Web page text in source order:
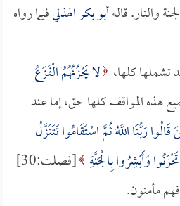
والنار. قالهأبو بكر الهذليفيما رواه
كلها، لا يَحْزُنُهُمُ الْفَزَعُ
فجميع هذه المواقف كلها حق، إما عند
قَالُوا رَبُّنَا اللَّهُ ثُمَّ اسْتَقَامُوا تَتَنَزَّلُ
وَأَبْشِرُوا بِالْجَنَّةِ
[فصلت:30]
مأمنون.